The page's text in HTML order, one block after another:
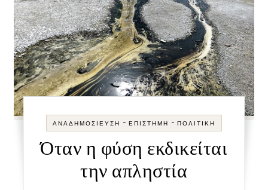
ΑΝΑΔΗΜΟΣΊΕΥΣΗ - ΕΠΙΣΤΉΜΗ - ΠΟΛΙΤΙΚΉ
Όταν η φύση εκδικείται
την απληστία